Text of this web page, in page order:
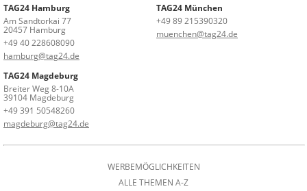
TAG24 Hamburg
Am Sandtorkai 77
20457 Hamburg
+49 40 228608090
hamburg@tag24.de
TAG24 München
+49 89 215390320
muenchen@tag24.de
TAG24 Magdeburg
Breiter Weg 8-10A
39104 Magdeburg
+49 391 50548260
magdeburg@tag24.de
WERBEMÖGLICHKEITEN
ALLE THEMEN A-Z